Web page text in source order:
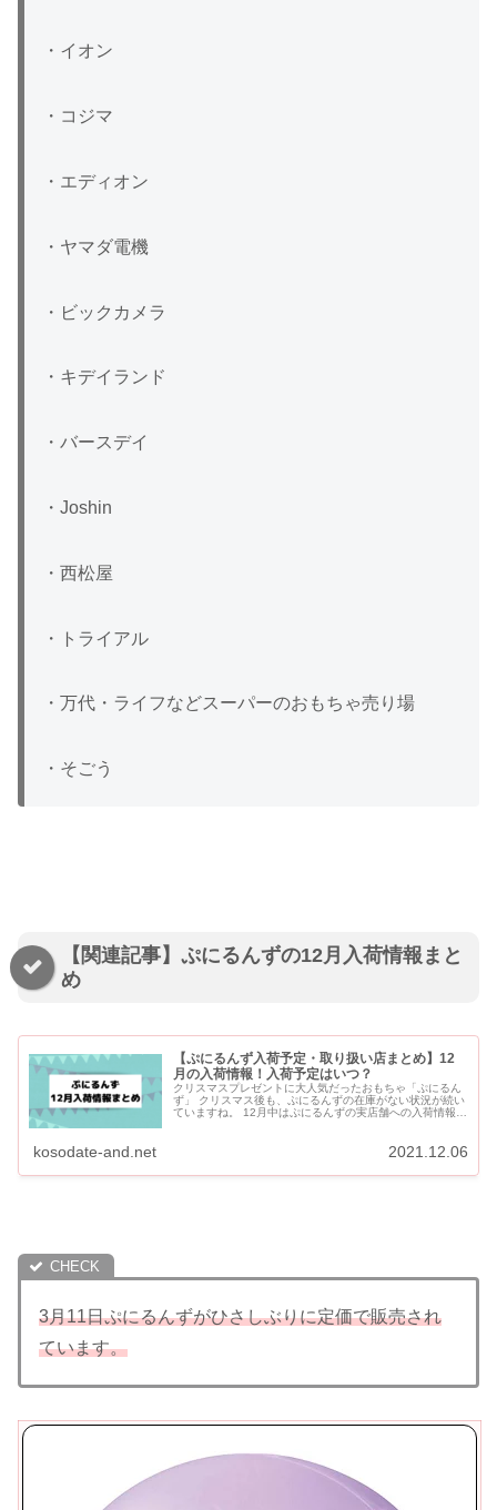
・イオン
・コジマ
・エディオン
・ヤマダ電機
・ビックカメラ
・キデイランド
・バースデイ
・Joshin
・西松屋
・トライアル
・万代・ライフなどスーパーのおもちゃ売り場
・そごう
【関連記事】ぷにるんずの12月入荷情報まと
め
【ぷにるんず入荷予定・取り扱い店まとめ】12
月の入荷情報！入荷予定はいつ？
クリスマスプレゼントに大人気だったおもちゃ「ぷにるん
ず」 クリスマス後も、ぷにるんずの在庫がない状況が続い
ていますね。 12月中はぷにるんずの実店舗への入荷情報が
kosodate-and.net 2021.12.06
3月11日ぷにるんずがひさしぶりに定価で販売され
ています。